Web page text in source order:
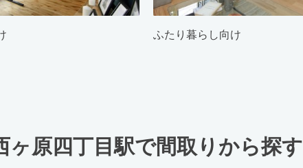
ふたり暮らし向け
ヶ原四丁目駅で間取りから探す